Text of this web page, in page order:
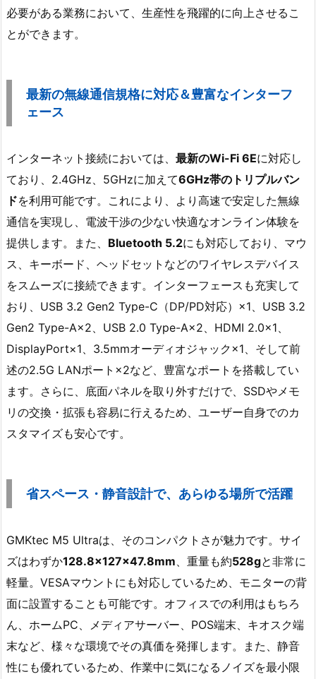
必要がある業務において、生産性を飛躍的に向上させるこ
とができます。
最新の無線通信規格に対応＆豊富なインターフ
ェース
インターネット接続においては、 最新のWi-Fi 6Eに対応し
ており、2.4GHz、5GHzに加えて6GHz帯のトリプルバン
ドを利用可能です。これにより、より高速で安定した無線
通信を実現し、電波干渉の少ない快適なオンライン体験を
提供します。また、 Bluetooth 5.2にも対応しており、マウ
ス、キーボード、ヘッドセットなどのワイヤレスデバイス
をスムーズに接続できます。インターフェースも充実して
おり、USB 3.2 Gen2 Type-C（DP/PD対応）×1、USB 3.2
Gen2 Type-A×2、USB 2.0 Type-A×2、HDMI 2.0×1、
DisplayPort×1、3.5mmオーディオジャック×1、そして前
述の2.5G LANポート×2など、豊富なポートを搭載してい
ます。さらに、底面パネルを取り外すだけで、SSDやメモ
リの交換・拡張も容易に行えるため、ユーザー自身でのカ
スタマイズも安心です。
省スペース・静音設計で、あらゆる場所で活躍
GMKtec M5 Ultraは、そのコンパクトさが魅力です。サイ
ズはわずか128.8×127×47.8mm、重量も約528gと非常に
軽量。VESAマウントにも対応しているため、モニターの背
面に設置することも可能です。オフィスでの利用はもちろ
ん、ホームPC、メディアサーバー、POS端末、キオスク端
末など、様々な環境でその真価を発揮します。また、静音
性にも優れているため、作業中に気になるノイズを最小限